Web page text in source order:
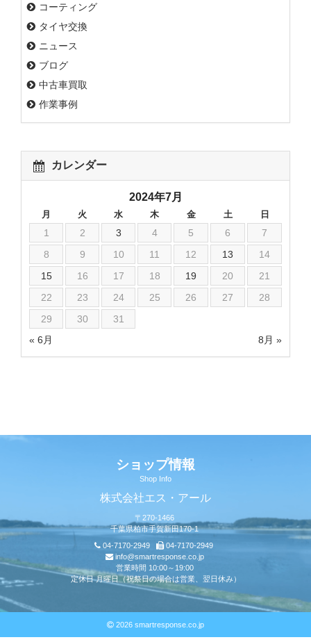
コーティング
タイヤ交換
ニュース
ブログ
中古車買取
作業事例
カレンダー
2024年7月
月 火 水 木 金 土 日
« 6月 8月 »
1 2 3 4 5 6
7
8
9 10 11 12 13
14
15
16 17 18 19 20
21
22
23 24 25 26 27
28
29
30 31
ショップ情報
Shop Info
株式会社エス・アール
〒270-1466
千葉県柏市手賀新田170-1
04-7170-2949
04-7170-2949
info@smartresponse.co.jp
営業時間 10:00～19:00
定休日 月曜日（祝祭日の場合は営業、翌日休み）
2026 smartresponse.co.jp